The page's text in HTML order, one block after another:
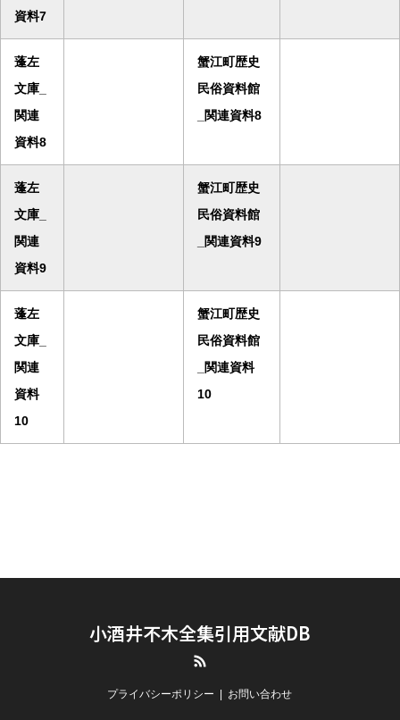
資料7
蓬左
文庫_
関連
資料8
蟹江町歴史
民俗資料館
_関連資料8
蓬左
文庫_
関連
資料9
蟹江町歴史
民俗資料館
_関連資料9
蓬左
文庫_
関連
資料
10
蟹江町歴史
民俗資料館
_関連資料
10
小酒井不木全集引用文献DB
プライバシーポリシー お問い合わせ